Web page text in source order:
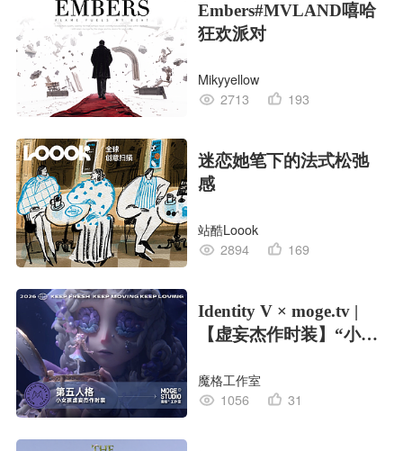
Embers#MVLAND嘻哈
狂欢派对
Mikyyellow
2713
193
迷恋她笔下的法式松弛
感
站酷Loook
2894
169
Identity V × moge.tv |
【虚妄杰作时装】“小女
魔格工作室
1056
31